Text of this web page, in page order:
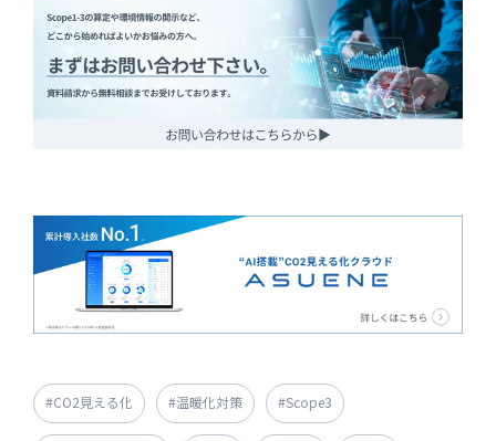
#CO2見える化 #温暖化対策 #Scope3